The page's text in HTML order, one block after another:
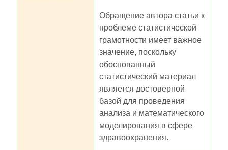
Обращение автора статьи к
проблеме статистической
грамотности имеет важное
значение, поскольку
обоснованный
статистический материал
является достоверной
базой для проведения
анализа и математического
моделирования в сфере
здравоохранения.